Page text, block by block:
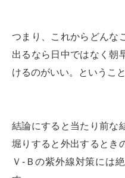
つまり、これからどんな
出るなら日中ではなく朝
けるのがいい。ということ
結論にすると当たり前な
堀りすると外出するとき
Ｖ-Ｂの紫外線対策には